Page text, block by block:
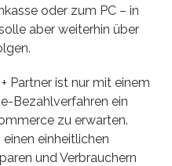
oder zum PC – in
aber weiterhin über
Partner ist nur mit einem
Bezahlverfahren ein
zu erwarten.
einheitlichen
und Verbrauchern